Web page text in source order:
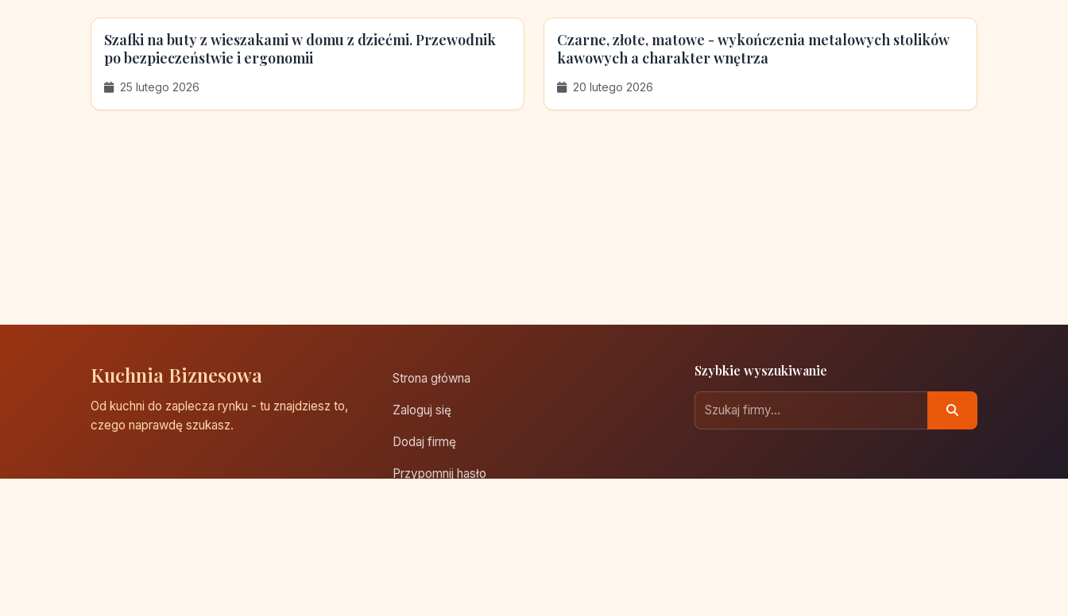
Szafki na buty z wieszakami w domu z dziećmi. Przewodnik
po bezpieczeństwie i ergonomii
25 lutego 2026
Czarne, złote, matowe - wykończenia metalowych stolików
kawowych a charakter wnętrza
20 lutego 2026
Kuchnia Biznesowa
Od kuchni do zaplecza rynku - tu znajdziesz to,
czego naprawdę szukasz.
Strona główna
Zaloguj się
Dodaj firmę
Przypomnij hasło
Szybkie wyszukiwanie